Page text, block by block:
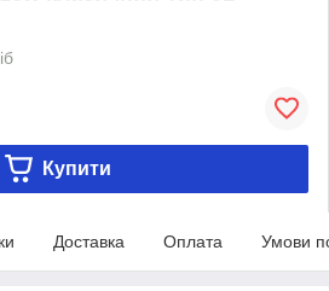
Купити
Доставка Оплата Умови